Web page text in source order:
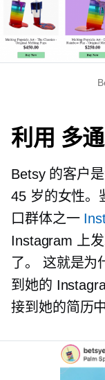
利用 多
Betsy 的客户
45 岁的女性。
口群体之一
Instagram 上
了。 这就是为
到她的
接到她的简历中